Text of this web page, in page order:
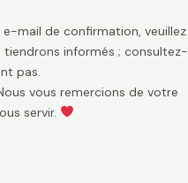
e-mail de confirmation, veuillez
tiendrons informés ; consultez-
pas.
vous remercions de votre
servir.